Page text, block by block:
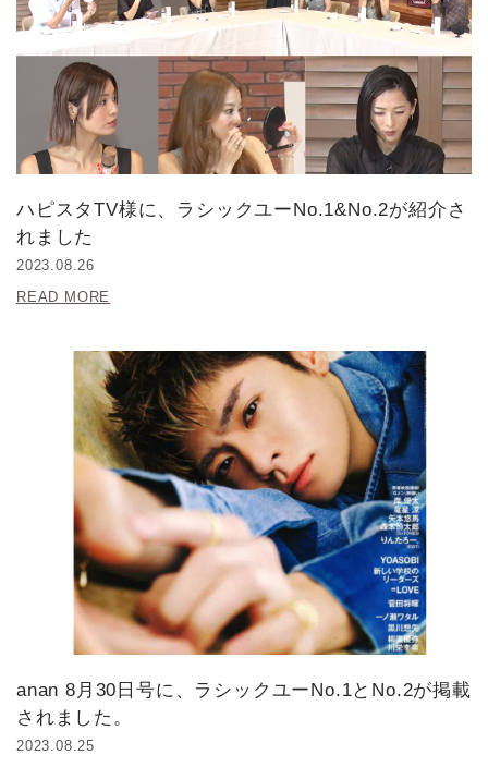
ハピスタTV様に、ラシックユーNo.1&No.2が紹介さ
れました
2023.08.26
READ MORE
anan 8月30日号に、ラシックユーNo.1とNo.2が掲載
されました。
2023.08.25